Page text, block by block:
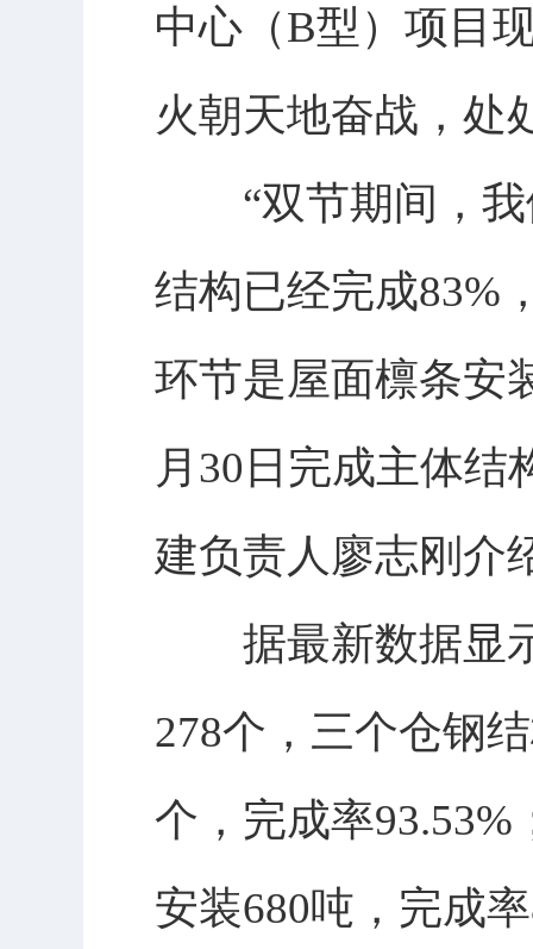
中心（B型）项目
火朝天地奋战，处
“双节期间，我
结构已经完成83%
环节是屋面檩条安
月30日完成主体结
建负责人廖志刚介
据最新数据显示
278个，三个仓钢
个，完成率
安装680吨，完成